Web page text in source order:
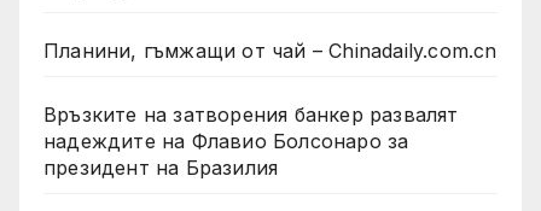
Планини, гъмжащи от чай – Chinadaily.com.cn
Връзките на затворения банкер развалят
надеждите на Флавио Болсонаро за
президент на Бразилия